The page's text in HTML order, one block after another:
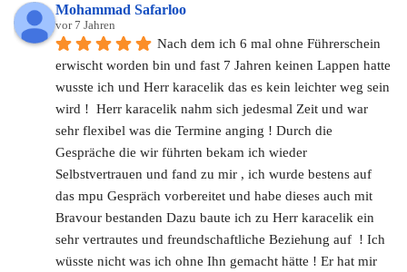
Mohammad Safarloo
vor 7 Jahren
Nach dem ich 6 mal ohne Führerschein
erwischt worden bin und fast 7 Jahren keinen Lappen hatte
wusste ich und Herr karacelik das es kein leichter weg sein
wird !  Herr karacelik nahm sich jedesmal Zeit und war
sehr flexibel was die Termine anging ! Durch die
Gespräche die wir führten bekam ich wieder
Selbstvertrauen und fand zu mir , ich wurde bestens auf
das mpu Gespräch vorbereitet und habe dieses auch mit
Bravour bestanden Dazu baute ich zu Herr karacelik ein
sehr vertrautes und freundschaftliche Beziehung auf  ! Ich
wüsste nicht was ich ohne Ihn gemacht hätte ! Er hat mir